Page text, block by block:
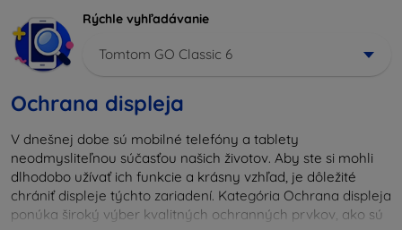
Rýchle vyhľadávanie
Tomtom GO Classic 6
Ochrana displeja
V dnešnej dobe sú mobilné telefóny a tablety
neodmysliteľnou súčasťou našich životov. Aby ste si mohli
dlhodobo užívať ich funkcie a krásny vzhľad, je dôležité
chrániť displeje týchto zariadení. Kategória Ochrana displeja
ponúka široký výber kvalitných ochranných prvkov, ako sú